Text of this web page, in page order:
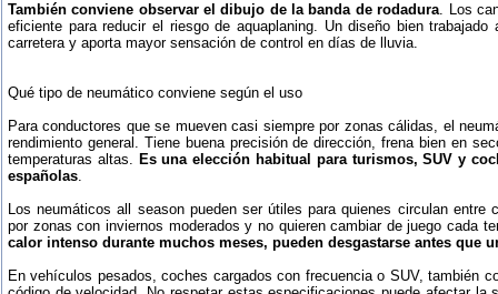
También conviene observar el dibujo de la banda de rodadura. Los
eficiente para reducir el riesgo de aquaplaning. Un diseño bien
carretera y aporta mayor sensación de control en días de lluvia.
Qué tipo de neumático conviene según el uso
Para conductores que se mueven casi siempre por zonas cálidas, el
rendimiento general. Tiene buena precisión de dirección, frena bien en
temperaturas altas. Es una elección habitual para turismos, SUV y
españolas.
Los neumáticos all season pueden ser útiles para quienes circulan entre
por zonas con inviernos moderados y no quieren cambiar de juego cada
calor intenso durante muchos meses, pueden desgastarse antes que
En vehículos pesados, coches cargados con frecuencia o SUV, también